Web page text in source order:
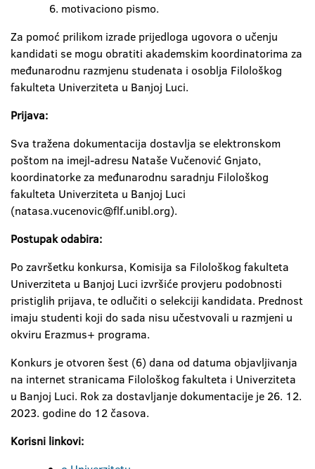
motivaciono pismo.
Za pomoć prilikom izrade prijedloga ugovora o učenju
kandidati se mogu obratiti akademskim koordinatorima za
međunarodnu razmjenu studenata i osoblja Filološkog
fakulteta Univerziteta u Banjoj Luci.
Prijava:
Sva tražena dokumentacija dostavlja se elektronskom
poštom na imejl-adresu Nataše Vučenović Gnjato,
koordinatorke za međunarodnu saradnju Filološkog
fakulteta Univerziteta u Banjoj Luci
(natasa.vucenovic@flf.unibl.org).
Postupak odabira:
Po završetku konkursa, Komisija sa Filološkog fakulteta
Univerziteta u Banjoj Luci izvršiće provjeru podobnosti
pristiglih prijava, te odlučiti o selekciji kandidata. Prednost
imaju studenti koji do sada nisu učestvovali u razmjeni u
okviru Erazmus+ programa.
Konkurs je otvoren šest (6) dana od datuma objavljivanja
na internet stranicama Filološkog fakulteta i Univerziteta
u Banjoj Luci. Rok za dostavljanje dokumentacije je 26. 12.
2023. godine do 12 časova.
Korisni linkovi: